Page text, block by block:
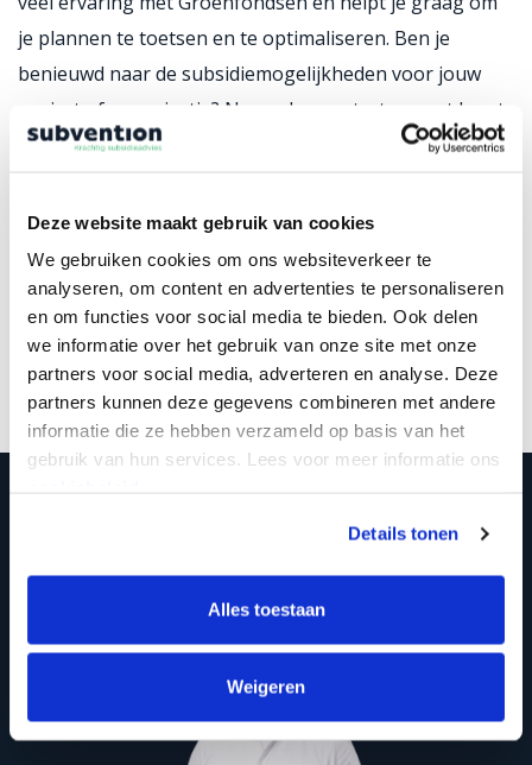
Deze website maakt gebruik van cookies
We gebruiken cookies om ons websiteverkeer te
analyseren, om content en advertenties te personaliseren
en om functies voor social media te bieden. Ook delen
we informatie over het gebruik van onze site met onze
partners voor social media, adverteren en analyse. Deze
partners kunnen deze gegevens combineren met andere
informatie die ze hebben verzameld op basis van het
gebruik van hun services. Lees voor meer informatie ons
Details tonen
Alles toestaan
Weigeren
je plannen te toetsen en te optimaliseren. Ben je
benieuwd naar de subsidiemogelijkheden voor jouw
project of organisatie? Neem dan contact op met Joost
van Tongeren of jouw adviseur via 053 – 434 85 12
maak gebruik vanonscontactformulier.
Deel deze pagina op:
STEL JE VRAAG AAN JOOST